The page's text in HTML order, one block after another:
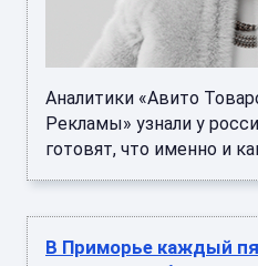
Аналитики «Авито
Рекламы» узнали у
готовят, что именно и
В Приморье каждый